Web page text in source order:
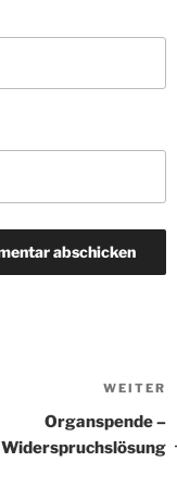
WEITER
Organspende –
Widerspruchslösung